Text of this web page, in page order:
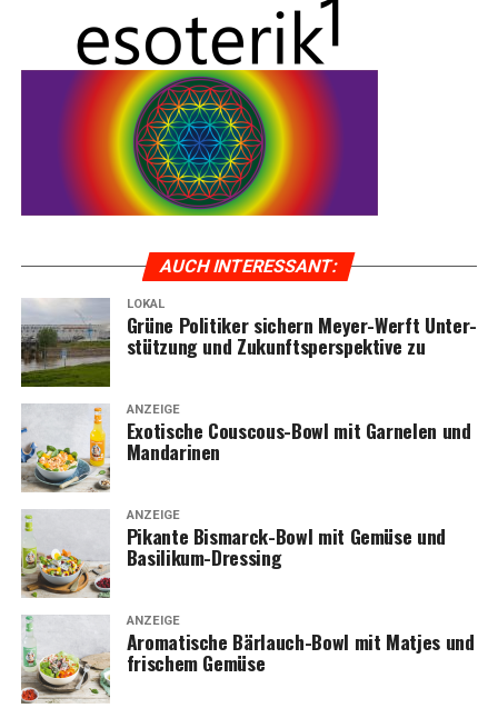
KOGA — Fach­händ­ler im Emsland
AUCH INTER­ES­SANT:
LOKAL
Grü­ne Poli­ti­ker sichern Mey­er-Werft Unter­
stüt­zung und Zukunfts­per­spek­ti­ve zu
ANZEIGE
Exo­ti­sche Cous­cous-Bowl mit Gar­ne­len und
Mandarinen
ANZEIGE
Pikan­te Bis­marck-Bowl mit Gemü­se und
Basilikum-Dressing
ANZEIGE
Aro­ma­ti­sche Bär­lauch-Bowl mit Mat­jes und
fri­schem Gemüse